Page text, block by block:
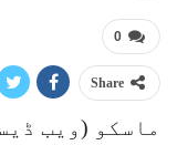
0
Share
ماسکو (ویب